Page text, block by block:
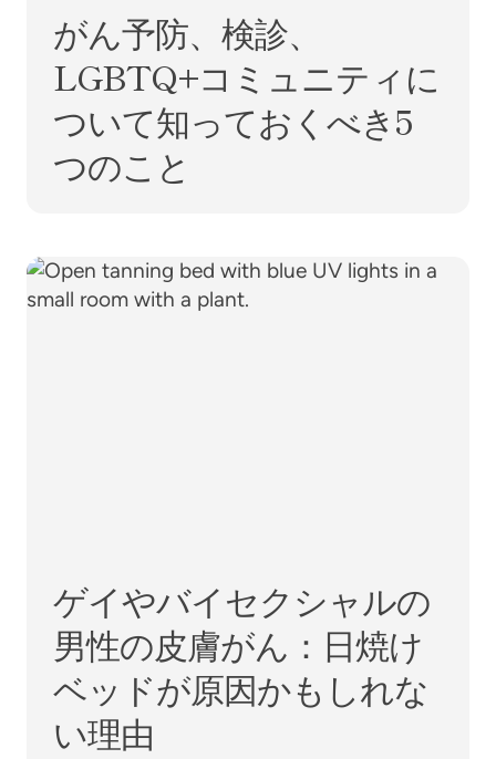
がん予防、検診、
LGBTQ+コミュニティに
ついて知っておくべき5
つのこと
ゲイやバイセクシャルの男性の皮膚がん：日焼
ゲイやバイセクシャルの
男性の皮膚がん：日焼け
ベッドが原因かもしれな
い理由